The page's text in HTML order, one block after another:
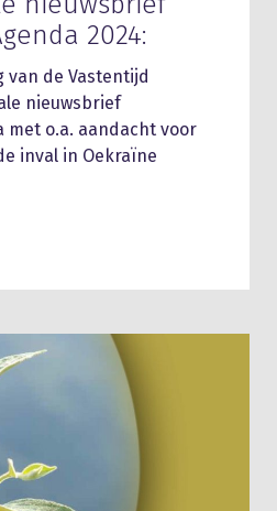
2024:
van de Vastentijd
nieuwsbrief
met o.a. aandacht voor
inval in Oekraïne